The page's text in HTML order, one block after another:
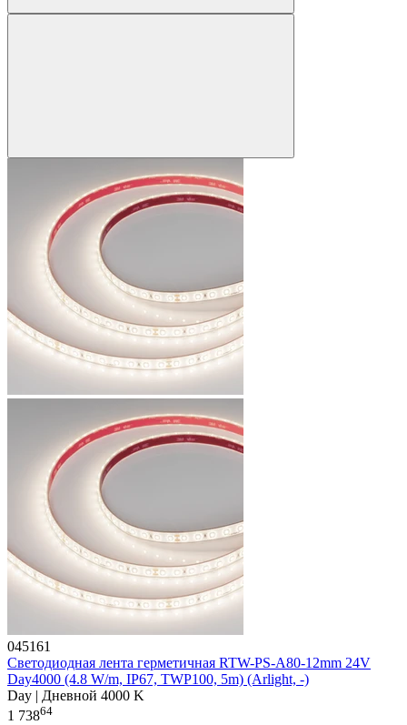
045161
Светодиодная лента герметичная RTW-PS-A80-12mm 24V
Day4000 (4.8 W/m, IP67, TWP100, 5m) (Arlight, -)
Day | Дневной 4000 K
1 73864